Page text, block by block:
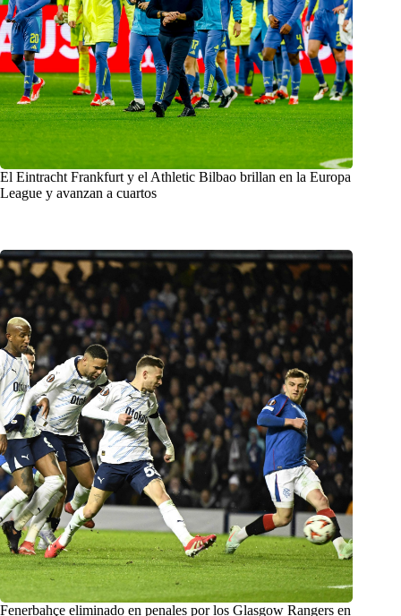
El Eintracht Frankfurt y el Athletic Bilbao brillan en la Europa
League y avanzan a cuartos
Fenerbahçe eliminado en penales por los Glasgow Rangers en